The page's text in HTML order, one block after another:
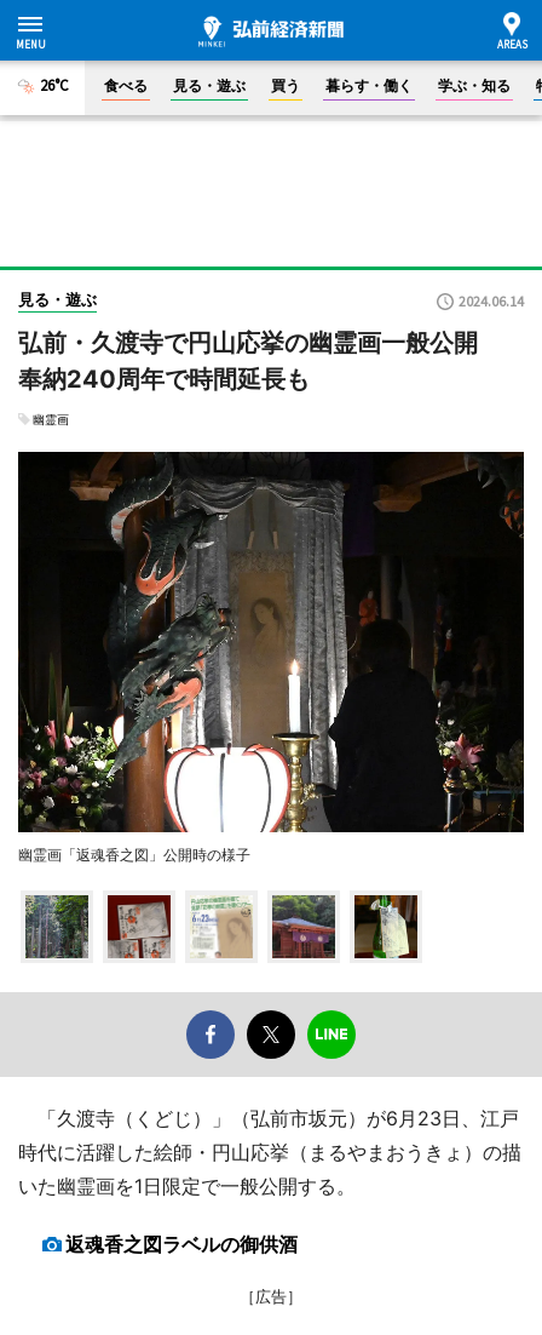
26°C 食べる 見る・遊ぶ 買う 暮らす・働く 学ぶ・知る
見る・遊ぶ 2024.06.14
弘前・久渡寺で円山応挙の幽霊画一般公開
奉納240周年で時間延長も
幽霊画
幽霊画「返魂香之図」公開時の様子
「久渡寺（くどじ）」（弘前市坂元）が6月23日、江戸
時代に活躍した絵師・円山応挙（まるやまおうきょ）の描
いた幽霊画を1日限定で一般公開する。
返魂香之図ラベルの御供酒
［広告］